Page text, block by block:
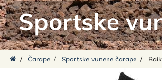
Sportske
/ Čarape / Sportske vunene čarape /